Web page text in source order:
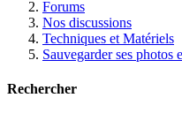
Forums
Nos discussions
Techniques et Matériels
Sauvegarder ses photos
Rechercher